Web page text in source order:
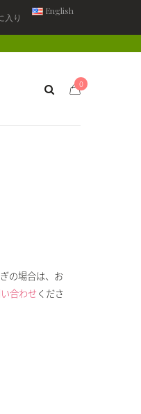
入り
English
0
の場合は、お
合わせ くださ